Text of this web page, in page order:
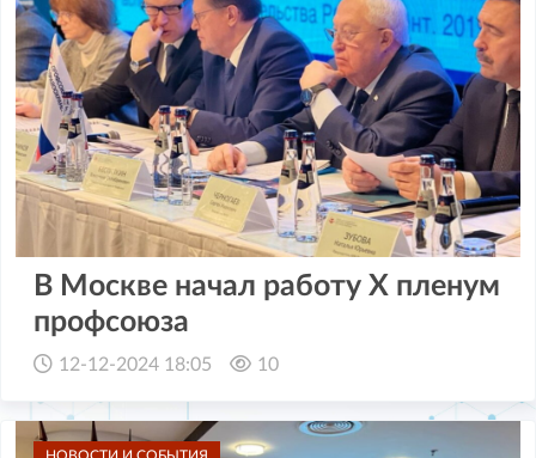
В Москве начал работу X пленум
профсоюза
12-12-2024 18:05 10